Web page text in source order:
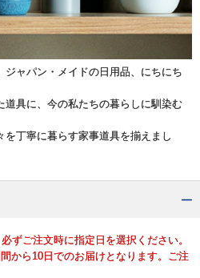
ャパン・メイドの日用品、にちにち
道具に、今の私たちの暮らしに馴染む
丁寧に暮らす家事道具を揃えまし
ずご注文時に指定日を選択ください。
から10日でのお届けとなります。ご注